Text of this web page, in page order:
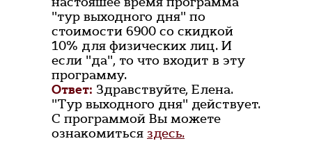
"тур выходного дня" по
стоимости 6900 со скидкой
10% для физических лиц. И
если "да", то что входит в эту
программу.
Ответ: Здравствуйте, Елена.
"Тур выходного дня" действует.
С программой Вы можете
ознакомиться здесь.